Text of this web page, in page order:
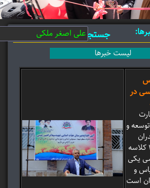
جستجو:
لیست خبرها
در
و
گفت: دبیرستان ۱۲ کلاسه
یکی
و